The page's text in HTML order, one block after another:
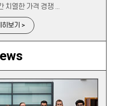
치열한 가격 경쟁 ...
히보기 >